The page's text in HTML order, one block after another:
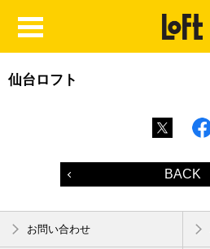
仙台ロフト
BACK
お問い合わせ